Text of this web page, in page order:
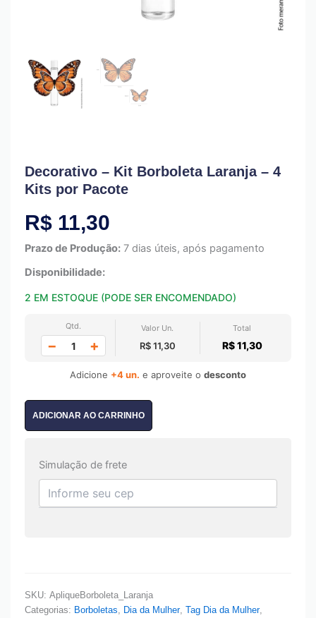
Decorativo – Kit Borboleta Laranja – 4
Kits por Pacote
R$ 11,30
Prazo de Produção: 7 dias úteis, após pagamento
Disponibilidade:
2 EM ESTOQUE (PODE SER ENCOMENDADO)
Qtd.
− +
Valor Un.
R$ 11,30
Total
R$ 11,30
Adicione +4 un. e aproveite o desconto
ADICIONAR AO CARRINHO
Simulação de frete
SKU: ApliqueBorboleta_Laranja
Categorias: Borboletas Dia da Mulher, Tag Dia da Mulher,